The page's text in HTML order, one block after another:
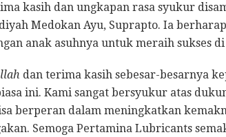
kasih dan ungkapan rasa syukur
Medokan Ayu, Suprapto. Ia
anak asuhnya untuk meraih sukses
dan terima kasih sebesar-besarnya
ini. Kami sangat bersyukur atas
berperan dalam meningkatkan
Semoga Pertamina Lubricants